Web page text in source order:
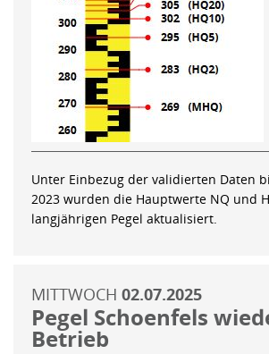
Unter Einbezug der validierten Daten
2023 wurden die Hauptwerte NQ und
langjährigen Pegel aktualisiert.
MITTWOCH 02.07.2025
Pegel Schoenfels
Betrieb